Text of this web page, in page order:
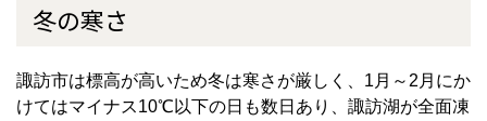
冬の寒さ
諏訪市は標高が高いため冬は寒さが厳しく、 1 月～ 2 月にか
けてはマイナス10℃以下の日も数日あり、諏訪湖が全面凍